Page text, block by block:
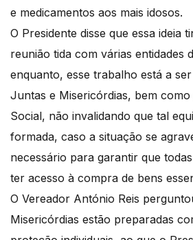
e medicamentos aos mais idosos.
O Presidente disse que essa ideia
reunião tida com várias entidades
enquanto, esse trabalho está a
Juntas e Misericórdias, bem como
Social, não invalidando que tal
formada, caso a situação se
necessário para garantir que
ter acesso à compra de bens
O Vereador António Reis
Misericórdias estão preparadas